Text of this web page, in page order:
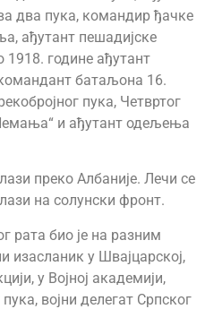
два пука, командир ђачке
ађутант пешадијске
године ађутант
батаљона 16.
пука, Четвртог
и ађутант одељења
преко Албаније. Лечи се
на солунски фронт.
рата био је на разним
изасланик у Швајцарској,
у Војној академији,
војни делегат Српског